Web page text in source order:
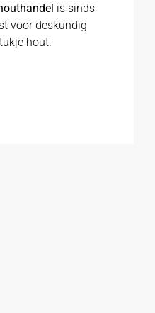
is sinds
voor deskundig
hout.